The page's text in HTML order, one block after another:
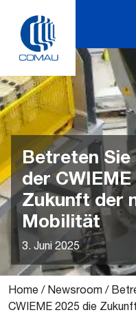
content
Betreten
der
Zukunft der
Mobilität
3. Juni 2025
Home / Newsroom /
CWIEME 2025 die